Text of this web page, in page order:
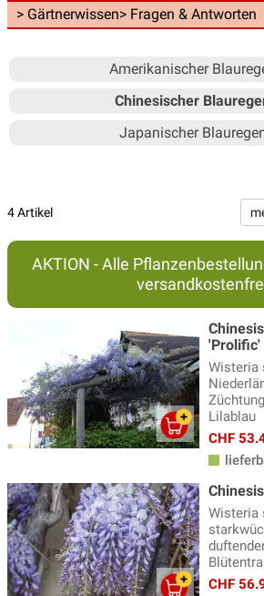
> Gärtnerwissen> Fragen & Antworten
Amerikanischer
Chinesischer
Japanischer
4 Artikel
AKTION - Alle
'Prolific'
Wisteria
Lilablau
CHF
Wisteria
CHF